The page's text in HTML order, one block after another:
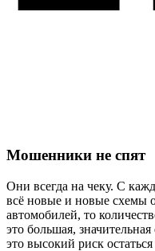
Мошенники не спят
Они всегда на чеку. С
всё новые и новые схемы
автомобилей, то
это большая,
это высокий риск